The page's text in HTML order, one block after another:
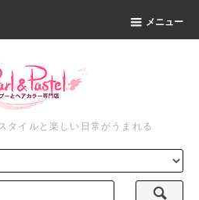
メニュー
タイルと楽しい日常がうまれる